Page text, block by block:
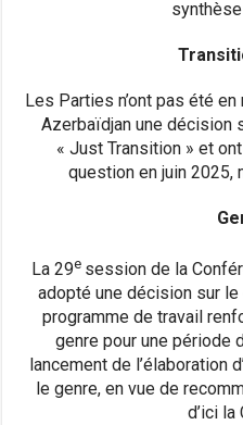
synthèse
Les Parties n’ont pas été
Azerbaïdjan une décision
« Just Transition » et
question en juin 2025,
La 29e session de la
adopté une décision sur
programme de travail
genre pour une période
lancement de l’élaboration
le genre, en vue de
d’ici la